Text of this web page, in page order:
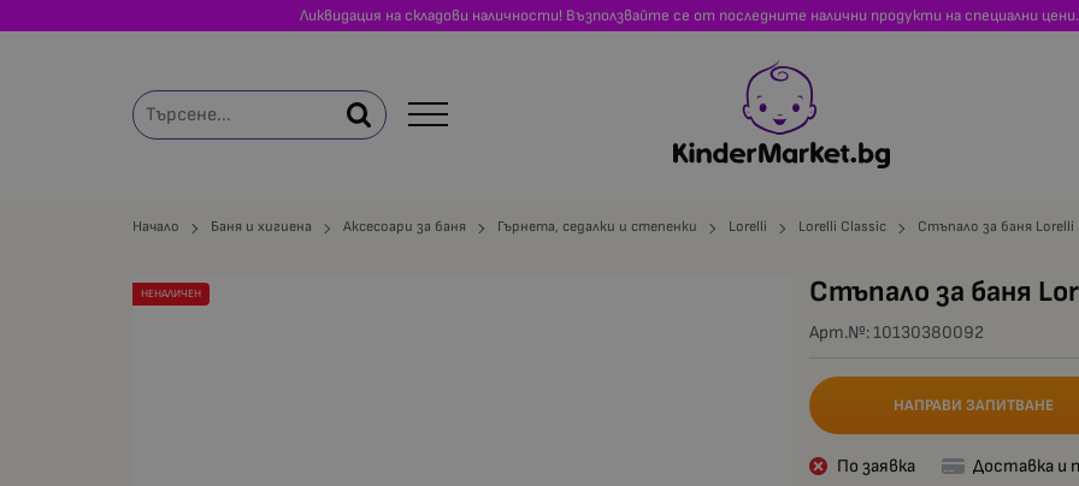
Ликвидация на складови наличности! Възползвайте се от последните налични продукти на специални
Начало Баня и хигиена Аксесоари за баня Гърнета, седалки и степенки Lorelli Lorelli Classic Стъпало за баня
Стъпало за баня
Арт.№:10130380092
НЕНАЛИЧЕН
НАПРАВИ ЗАПИТВАНЕ
По заявка Доставка и